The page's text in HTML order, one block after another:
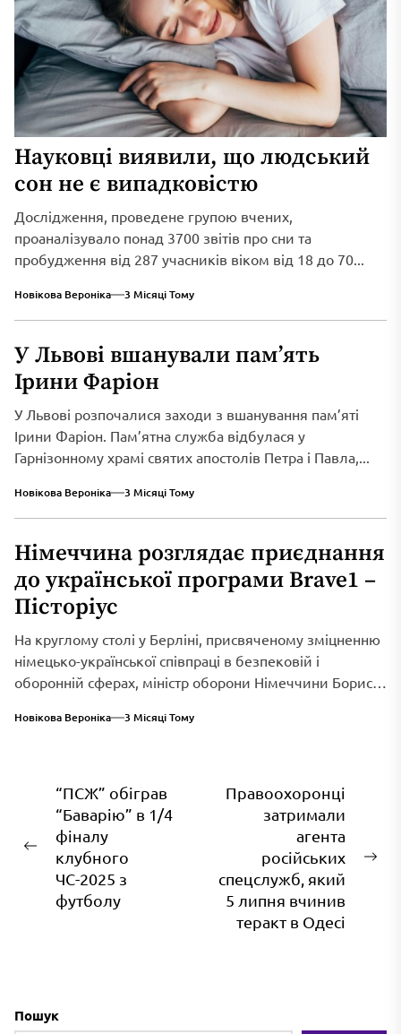
Науковці виявили, що людський
сон не є випадковістю
Дослідження, проведене групою вчених,
проаналізувало понад 3700 звітів про сни та
пробудження від 287 учасників віком від 18 до 70...
Новікова Вероніка 3 Місяці Тому
У Львові вшанували пам’ять
Ірини Фаріон
У Львові розпочалися заходи з вшанування пам’яті
Ірини Фаріон. Пам’ятна служба відбулася у
Гарнізонному храмі святих апостолів Петра і Павла,...
Новікова Вероніка 3 Місяці Тому
Німеччина розглядає приєднання
до української програми Brave1 –
Пісторіус
На круглому столі у Берліні, присвяченому зміцненню
німецько-української співпраці в безпековій і
оборонній сферах, міністр оборони Німеччини Борис
Новікова Вероніка 3 Місяці Тому
Навігація
записів
Попередній
запис:
“ПСЖ” обіграв
“Баварію” в 1/4
фіналу
клубного
ЧС-2025 з
футболу
Правоохоронці
затримали
агента
російських
спецслужб, який
5 липня вчинив
теракт в Одесі
Пошук